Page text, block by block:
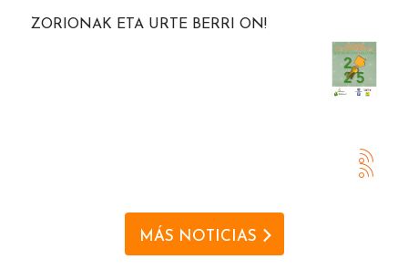
ZORIONAK ETA URTE BERRI ON!
MÁS NOTICIAS